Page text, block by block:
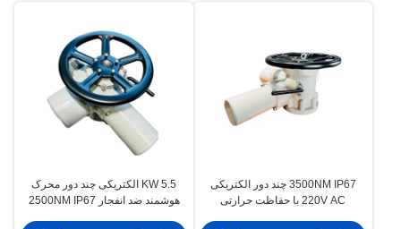
3500NM IP67 چند دور الکتریکی
220V AC با حفاظت حرارتی
5.5 KW الکتریکی چند دور محرک
هوشمند ضد انفجار 2500NM IP67